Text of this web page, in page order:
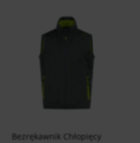
Bezrękawnik Chłopięcy